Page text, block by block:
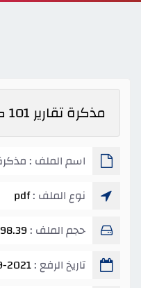
مذكرة تقارير 101 كيم - تحميل
اسم الملف : مذكرة
نوع الملف :pdf
حجم الملف :KB
تاريخ الرفع :28-09-